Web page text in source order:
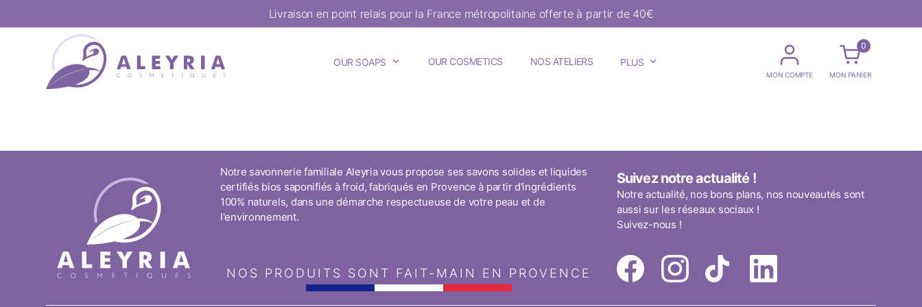
Livraison en point relais pour la France métropolitaine offerte à partir de 40€
OUR SOAPS OUR COSMETICS NOS ATELIERS PLUS
MON COMPTE
0
MON PANIER
Notre savonnerie familiale Aleyria vous propose ses savons solides et liquides
certifiés bios saponifiés à froid, fabriqués en Provence à partir d'ingrédients
100% naturels, dans une démarche respectueuse de votre peau et de
l'environnement.
NOS PRODUITS SONT FAIT-MAIN EN PROVENCE
Suivez notre actualité !
Notre actualité, nos bons plans, nos nouveautés sont
aussi sur les réseaux sociaux !
Suivez-nous !